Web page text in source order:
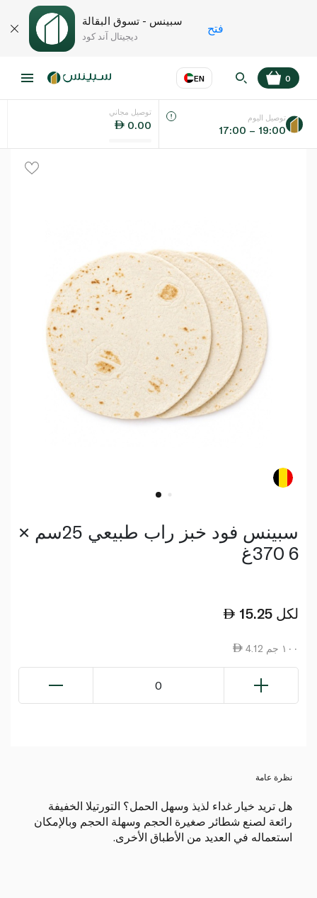
سبينس - تسوق البقالة
ديجيتال آند كود
فتح
EN
اللغة عر
0
توصيل مجاني
0.00
توصيل اليوم
17:00 – 19:00
سبينس فود خبز راب طبيعي 25سم ×
6 370غ
15.25 لكل
4.12 ١٠٠ جم
0
نظرة عامة
هل تريد خيار غداء لذيذ وسهل الحمل؟ التورتيلا الخفيفة
رائعة لصنع شطائر صغيرة الحجم وسهلة الحجم وبالإمكان
استعماله في العديد من الأطباق الأخرى.